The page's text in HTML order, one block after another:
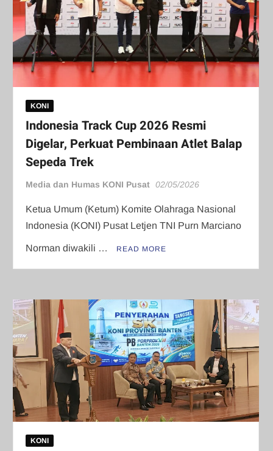
KONI
Indonesia Track Cup 2026 Resmi
Digelar, Perkuat Pembinaan Atlet Balap
Sepeda Trek
Media dan Humas KONI Pusat 02/05/2026
Ketua Umum (Ketum) Komite Olahraga Nasional
Indonesia (KONI) Pusat Letjen TNI Purn Marciano
Norman diwakili … READ MORE
KONI